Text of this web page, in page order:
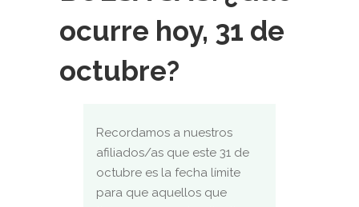
ocurre hoy, 31 de
octubre?
Recordamos a nuestros
afiliados/as que este 31 de
octubre es la fecha límite
para que aquellos que